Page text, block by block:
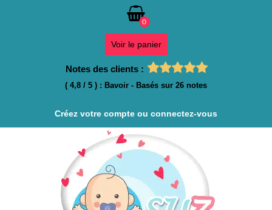
0
Voir le panier
Notes des clients :
( 4,8 / 5 ) : Bavoir - Basés sur 26 notes
Créez votre compte ou connectez-vous